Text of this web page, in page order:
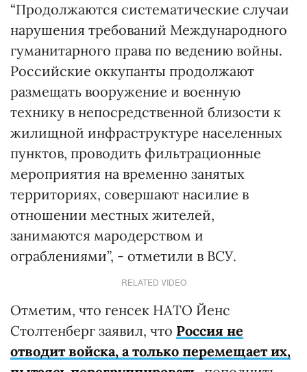
“Продолжаются систематические случаи
нарушения требований Международного
гуманитарного права по ведению войны.
Российские оккупанты продолжают
размещать вооружение и военную
технику в непосредственной близости к
жилищной инфраструктуре населенных
пунктов, проводить фильтрационные
мероприятия на временно занятых
территориях, совершают насилие в
отношении местных жителей,
занимаются мародерством и
ограблениями”, - отметили в ВСУ.
RELATED VIDEO
Отметим, что генсек НАТО Йенс
Столтенберг заявил, что Россия не
отводит войска, а только перемещает их,